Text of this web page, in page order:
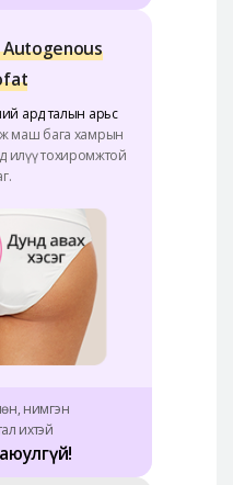
ард талын арьс
маш бага хамрын
илүү тохиромжтой
нимгэн
ихтэй